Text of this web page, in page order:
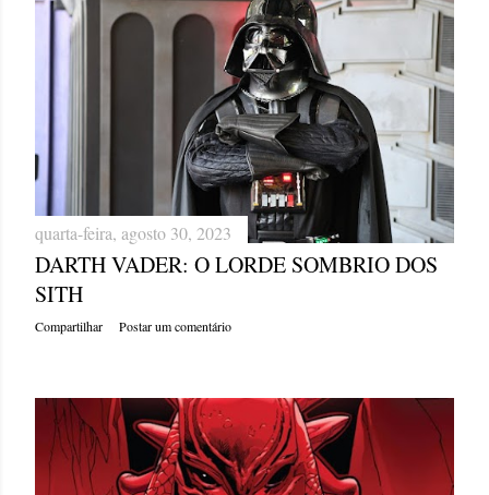
quarta-feira, agosto 30, 2023
DARTH VADER: O LORDE SOMBRIO DOS
SITH
Compartilhar Postar um comentário